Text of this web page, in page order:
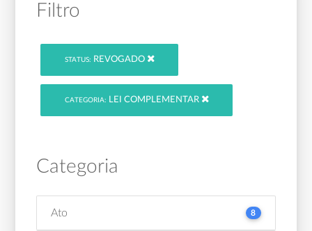
Filtro
STATUS: REVOGADO
CATEGORIA: LEI COMPLEMENTAR
Categoria
Ato 8